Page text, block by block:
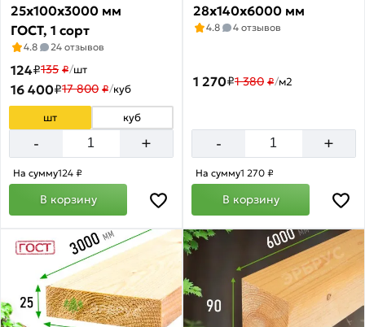
Вагонка
Товаров
по
акции:
1
Фанера
Товаров
по
акции:
11
Фанера
Товаров
по
акции:
Лиственница
25х100х3000 мм
ГОСТ, 1 сорт
4.8 24 отзывов
124₽135 ₽/шт
16 400₽17 800 ₽/куб
шт куб
- +
На сумму124 ₽
В корзину
28х140х6000 мм
4.8 4 отзывов
1 270₽1 380 ₽/м2
- +
На сумму1 270 ₽
В корзину